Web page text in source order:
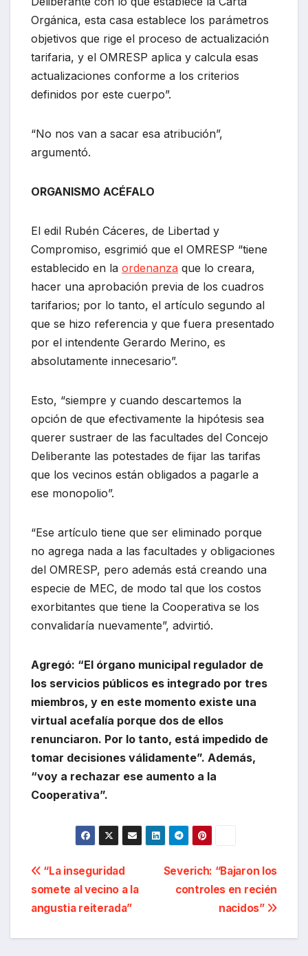
Orgánica, esta casa establece los parámetros
objetivos que rige el proceso de actualización
tarifaria, y el OMRESP aplica y calcula esas
actualizaciones conforme a los criterios
definidos por este cuerpo”.
“No nos van a sacar esa atribución”,
argumentó.
ORGANISMO ACÉFALO
El edil Rubén Cáceres, de Libertad y
Compromiso, esgrimió que el OMRESP “tiene
establecido en la ordenanza que lo creara,
hacer una aprobación previa de los cuadros
tarifarios; por lo tanto, el artículo segundo al
que se hizo referencia y que fuera presentado
por el intendente Gerardo Merino, es
absolutamente innecesario”.
Esto, “siempre y cuando descartemos la
opción de que efectivamente la hipótesis sea
querer sustraer de las facultades del Concejo
Deliberante las potestades de fijar las tarifas
que los vecinos están obligados a pagarle a
ese monopolio”.
“Ese artículo tiene que ser eliminado porque
no agrega nada a las facultades y obligaciones
del OMRESP, pero además está creando una
especie de MEC, de modo tal que los costos
exorbitantes que tiene la Cooperativa se los
convalidaría nuevamente”, advirtió.
Agregó: “El órgano municipal regulador de
los servicios públicos es integrado por tres
miembros, y en este momento existe una
virtual acefalía porque dos de ellos
renunciaron. Por lo tanto, está impedido de
tomar decisiones válidamente”. Además,
“voy a rechazar ese aumento a la
Cooperativa”.
Navegación
de
entradas
Severich: “Bajaron los
controles en recién
nacidos”
“La inseguridad
somete al vecino a la
angustia reiterada”